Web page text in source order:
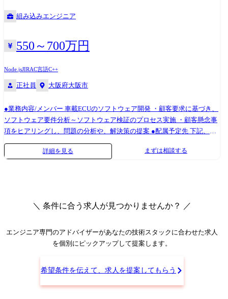
組み込みエンジニア
550～700万円
Node.jsJIRAC言語C++
正社員 大阪府大阪市
●業務内容/メンバー 車載ECUのソフトウェア開発 ・顧客要求に基づき、
ソフトウェア要件分析～ソフトウェア検証のプロセス実施 ・顧客懸念事
項をヒアリングし、問題の分析や、解決策の提案 ●配属予定先 下記、い
ずれかのチームへの配属を想定 配属予定先弊社体制 リーダー1名 メンバ
3名(内BP2名) ミッション:顧客に品質の高いアウトプットを提供するこ
注を確定させて次期要員拡大の目途をつける。 ●案件例 ・電動パワース
IoT製品開発 ・自走搬送機開発 ・車載ゲートウェイ開発 ●開発環境 ・C
言語、C++ ・S32DS ・FreeRTOS ・jira、Confluence ・Bitbucket ・
詳細を見る まずは相談する
＼ 条件に合う求人が見つかりませんか？ ／
エンジニア専門のアドバイザーがあなたの技術スタックに合わせた求人
を個別にピックアップして提案します。
希望条件を伝えて、求人を提案してもらう